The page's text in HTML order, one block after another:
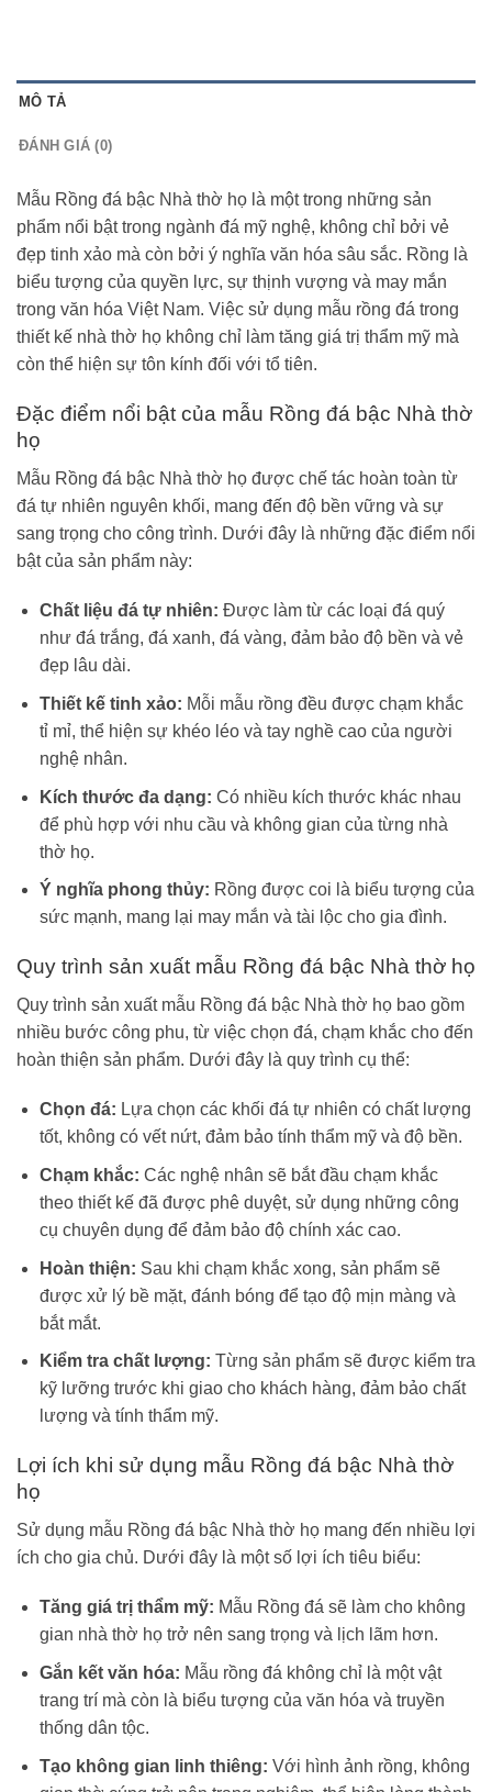
MÔ TẢ
ĐÁNH GIÁ (0)
Mẫu Rồng đá bậc Nhà thờ họ là một trong những sản
phẩm nổi bật trong ngành đá mỹ nghệ, không chỉ bởi vẻ
đẹp tinh xảo mà còn bởi ý nghĩa văn hóa sâu sắc. Rồng là
biểu tượng của quyền lực, sự thịnh vượng và may mắn
trong văn hóa Việt Nam. Việc sử dụng mẫu rồng đá trong
thiết kế nhà thờ họ không chỉ làm tăng giá trị thẩm mỹ mà
còn thể hiện sự tôn kính đối với tổ tiên.
Đặc điểm nổi bật của mẫu Rồng đá bậc Nhà thờ
họ
Mẫu Rồng đá bậc Nhà thờ họ được chế tác hoàn toàn từ
đá tự nhiên nguyên khối, mang đến độ bền vững và sự
sang trọng cho công trình. Dưới đây là những đặc điểm nổi
bật của sản phẩm này:
Chất liệu đá tự nhiên: Được làm từ các loại đá quý
như đá trắng, đá xanh, đá vàng, đảm bảo độ bền và vẻ
đẹp lâu dài.
Thiết kế tinh xảo: Mỗi mẫu rồng đều được chạm khắc
tỉ mỉ, thể hiện sự khéo léo và tay nghề cao của người
nghệ nhân.
Kích thước đa dạng: Có nhiều kích thước khác nhau
để phù hợp với nhu cầu và không gian của từng nhà
thờ họ.
Ý nghĩa phong thủy: Rồng được coi là biểu tượng của
sức mạnh, mang lại may mắn và tài lộc cho gia đình.
Quy trình sản xuất mẫu Rồng đá bậc Nhà thờ họ
Quy trình sản xuất mẫu Rồng đá bậc Nhà thờ họ bao gồm
nhiều bước công phu, từ việc chọn đá, chạm khắc cho đến
hoàn thiện sản phẩm. Dưới đây là quy trình cụ thể:
Chọn đá: Lựa chọn các khối đá tự nhiên có chất lượng
tốt, không có vết nứt, đảm bảo tính thẩm mỹ và độ bền.
Chạm khắc: Các nghệ nhân sẽ bắt đầu chạm khắc
theo thiết kế đã được phê duyệt, sử dụng những công
cụ chuyên dụng để đảm bảo độ chính xác cao.
Hoàn thiện: Sau khi chạm khắc xong, sản phẩm sẽ
được xử lý bề mặt, đánh bóng để tạo độ mịn màng và
bắt mắt.
Kiểm tra chất lượng: Từng sản phẩm sẽ được kiểm tra
kỹ lưỡng trước khi giao cho khách hàng, đảm bảo chất
lượng và tính thẩm mỹ.
Lợi ích khi sử dụng mẫu Rồng đá bậc Nhà thờ
họ
Sử dụng mẫu Rồng đá bậc Nhà thờ họ mang đến nhiều lợi
ích cho gia chủ. Dưới đây là một số lợi ích tiêu biểu:
Tăng giá trị thẩm mỹ: Mẫu Rồng đá sẽ làm cho không
gian nhà thờ họ trở nên sang trọng và lịch lãm hơn.
Gắn kết văn hóa: Mẫu rồng đá không chỉ là một vật
trang trí mà còn là biểu tượng của văn hóa và truyền
thống dân tộc.
Tạo không gian linh thiêng: Với hình ảnh rồng, không